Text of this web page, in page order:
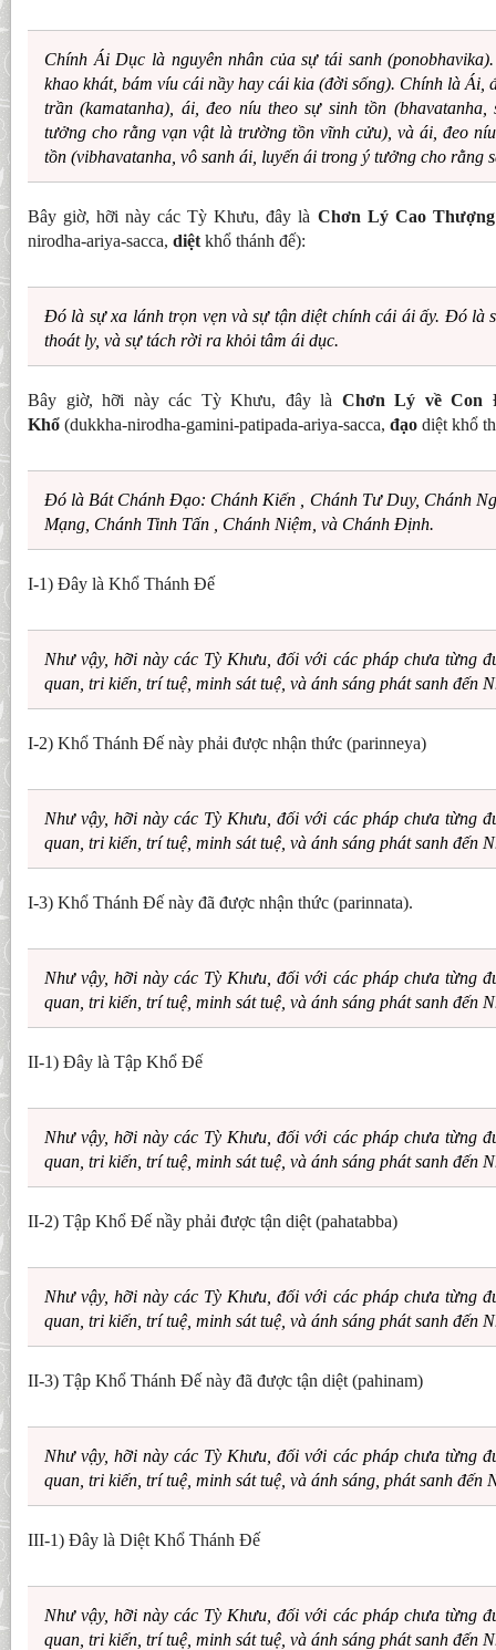
Chính Ái Dục là nguyên nhân của sự tái sanh
khao khát, bám víu cái nầy hay cái kia (đời sống). Chính là Ái,
trần (kamatanha), ái, đeo níu theo sự sinh tồn
tưởng cho rằng vạn vật là trường tồn vĩnh cửu), và ái, đeo
tồn (vibhavatanha, vô sanh ái, luyến ái trong ý tưởng cho rằng
Bây giờ, hỡi này các Tỳ Khưu, đây là Chơn Lý Cao
nirodha-ariya-sacca, diệt khổ thánh đế):
Ðó là sự xa lánh trọn vẹn và sự tận diệt chính cái ái ấy. Ðó là
thoát ly, và sự tách rời ra khỏi tâm ái dục.
Bây giờ, hỡi này các Tỳ Khưu, đây là Chơn Lý về Con
Khổ (dukkha-nirodha-gamini-patipada-ariya-sacca, đạo diệt khổ
Ðó là Bát Chánh Ðạo: Chánh Kiến , Chánh Tư Duy, Chánh
Mạng, Chánh Tinh Tấn , Chánh Niệm, và Chánh Ðịnh.
I-1) Ðây là Khổ Thánh Ðế
Như vậy, hỡi này các Tỳ Khưu, đối với các pháp chưa từng
quan, tri kiến, trí tuệ, minh sát tuệ, và ánh sáng phát sanh đến
I-2) Khổ Thánh Ðế này phải được nhận thức (parinneya)
Như vậy, hỡi này các Tỳ Khưu, đối với các pháp chưa từng
quan, tri kiến, trí tuệ, minh sát tuệ, và ánh sáng phát sanh đến
I-3) Khổ Thánh Ðế này đã được nhận thức (parinnata).
Như vậy, hỡi này các Tỳ Khưu, đối với các pháp chưa từng
quan, tri kiến, trí tuệ, minh sát tuệ, và ánh sáng phát sanh đến
II-1) Ðây là Tập Khổ Ðế
Như vậy, hỡi này các Tỳ Khưu, đối với các pháp chưa từng
quan, tri kiến, trí tuệ, minh sát tuệ, và ánh sáng phát sanh đến
II-2) Tập Khổ Ðế nầy phải được tận diệt (pahatabba)
Như vậy, hỡi này các Tỳ Khưu, đối với các pháp chưa từng
quan, tri kiến, trí tuệ, minh sát tuệ, và ánh sáng phát sanh đến
II-3) Tập Khổ Thánh Ðế này đã được tận diệt (pahinam)
Như vậy, hỡi này các Tỳ Khưu, đối với các pháp chưa từng
quan, tri kiến, trí tuệ, minh sát tuệ, và ánh sáng, phát sanh đến
III-1) Ðây là Diệt Khổ Thánh Ðế
Như vậy, hỡi này các Tỳ Khưu, đối với các pháp chưa từng
quan, tri kiến, trí tuệ, minh sát tuệ, và ánh sáng phát sanh đến